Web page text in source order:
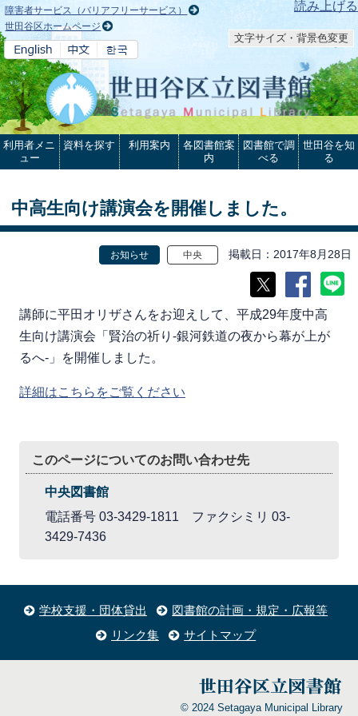
本文へ 読み上げる
障害者サービス（バリアフリーサービス）
世田谷区ホームページ
文字サイズ・背景色変更
利用者メニ
ュー
資料を探す 利用案内
各図書館案
内
図書館で調
べる
世田谷を知
る
中高生向け講演会を開催しました。
お知らせ 中央 掲載日 2017年8月28日
講師に平田オリザさんをお迎えして、平成29年度中高
生向け講演会「賢治の祈り-銀河鉄道の夜から幕が上が
るへ-」を開催しました。
詳細はこちらをご覧ください
このページについてのお問い合わせ先
中央図書館
電話番号 03-3429-1811 ファクシミリ 03-
3429-7436
学校支援・団体貸出
図書館の計画・規定・広報等
リンク集
サイトマップ
© 2024 Setagaya Municipal Library